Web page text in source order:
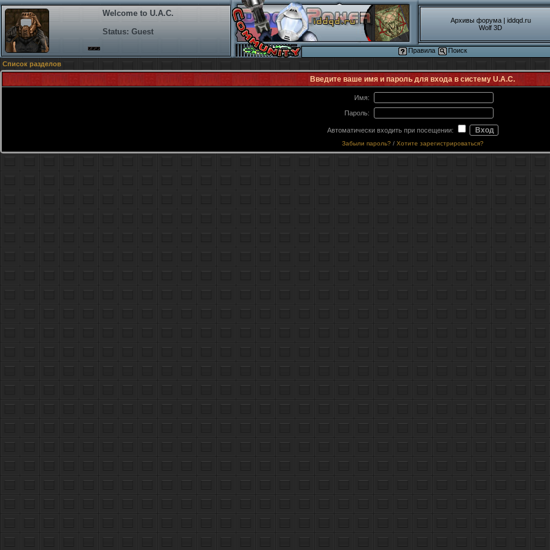
Welcome to U.A.C.
Status: Guest
Архивы форума| iddqd.ru
Wolf 3D
Правила
Поиск
Список разделов
Введите ваше имя и пароль для входа в систему U.A.C.
Имя:
Пароль:
Автоматически входить при посещении:
Забыли пароль? / Хотите зарегистрироваться?